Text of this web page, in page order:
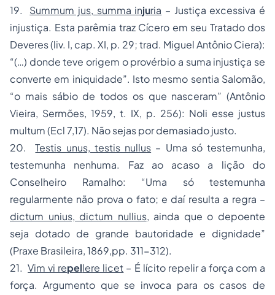
19. Summum jus, summa injuria – Justiça excessiva é
injustiça. Esta parêmia traz Cícero em seu Tratado dos
Deveres (liv. I, cap. XI, p. 29; trad. Miguel Antônio Ciera):
“(…) donde teve origem o provérbio a suma injustiça se
converte em iniquidade”. Isto mesmo sentia Salomão,
“o mais sábio de todos os que nasceram” (Antônio
Vieira, Sermões, 1959, t. IX, p. 256): Noli esse justus
multum (Ecl 7,17). Não sejas por demasiado justo.
20.Testis unus, testis nullus – Uma só testemunha,
testemunha nenhuma. Faz ao acaso a lição do
Conselheiro Ramalho: “Uma só testemunha
regularmente não prova o fato; e daí resulta a regra –
dictum unius, dictum nullius, ainda que o depoente
seja dotado de grande bautoridade e dignidade”
(Praxe Brasileira, 1869,pp. 311-312).
21.Vim vi repellere licet – É lícito repelir a força com a
força. Argumento que se invoca para os casos de